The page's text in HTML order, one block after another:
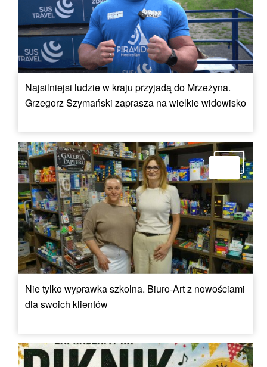
Najsilniejsi ludzie w kraju przyjadą do Mrzeżyna.
Grzegorz Szymański zaprasza na wielkie widowisko
Nie tylko wyprawka szkolna. Biuro-Art z nowościami
dla swoich klientów